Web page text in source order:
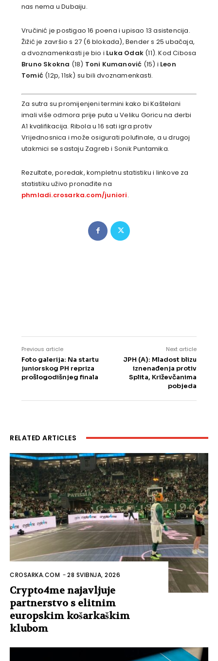
nas nema u Dubaiju.
Vručinić je postigao 16 poena i upisao 13 asistencija.
Žižić je završio s 27 (6 blokada), Bender s 25 ubačaja,
a dvoznamenkasti je bio i Luka Odak (11). Kod Cibosa
Bruno Skokna (18) Toni Kumanović (15) i Leon
Tomić (12p, 11sk) su bili dvoznamenkasti.
Za sutra su promijenjeni termini kako bi Kaštelani
imali više odmora prije puta u Veliku Goricu na derbi
A1 kvalifikacija. Ribola u 16 sati igra protiv
Vrijednosnica i može osigurati polufinale, a u drugoj
utakmici se sastaju Zagreb i Sonik Puntamika.
Rezultate, poredak, kompletnu statistiku i linkove za
statistiku uživo pronađite na
phmladi.crosarka.com/juniori.
Previous article
Foto galerija: Na startu
juniorskog PH repriza
prošlogodišnjeg finala
Next article
JPH (A): Mladost blizu
iznenađenja protiv
Splita, Križevčanima
pobjeda
RELATED ARTICLES
CROSARKA.COM -28 SVIBNJA, 2026
Crypto4me najavljuje
partnerstvo s elitnim
europskim košarkaškim
klubom